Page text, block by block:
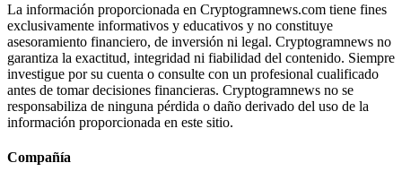
La información proporcionada en Cryptogramnews.com tiene fines
exclusivamente informativos y educativos y no constituye
asesoramiento financiero, de inversión ni legal. Cryptogramnews no
garantiza la exactitud, integridad ni fiabilidad del contenido. Siempre
investigue por su cuenta o consulte con un profesional cualificado
antes de tomar decisiones financieras. Cryptogramnews no se
responsabiliza de ninguna pérdida o daño derivado del uso de la
información proporcionada en este sitio.
Compañía